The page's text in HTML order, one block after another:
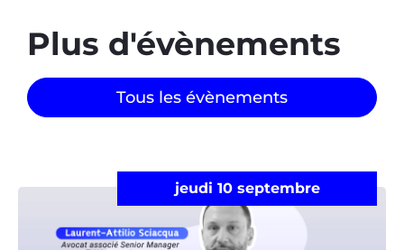
Plus d'évènements​
Tous les évènements
jeudi 10 septembre